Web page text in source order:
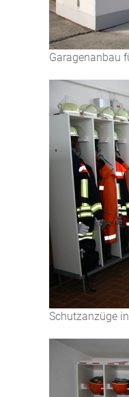
Garagenanbau
Schutzanzüge